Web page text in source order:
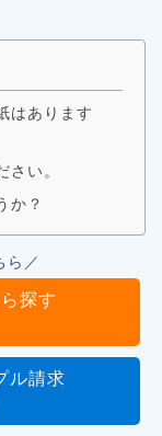
はあります
い。
か？
ら／
探す
ル請求